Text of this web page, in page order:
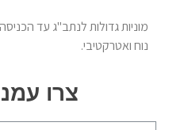
מוניות גדולות לנתב"ג עד
נוח ואטרקטיבי.
צרו